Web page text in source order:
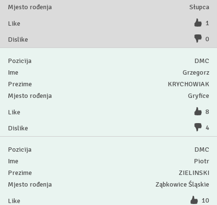
Słupca
1
0
DMC
Grzegorz
KRYCHOWIAK
Gryfice
8
4
DMC
Piotr
ZIELINSKI
Ząbkowice Śląskie
10